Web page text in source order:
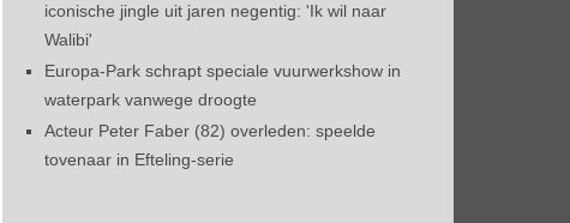
iconische jingle uit jaren negentig: 'Ik wil naar
Walibi'
Europa-Park schrapt speciale vuurwerkshow in
waterpark vanwege droogte
Acteur Peter Faber (82) overleden: speelde
tovenaar in Efteling-serie